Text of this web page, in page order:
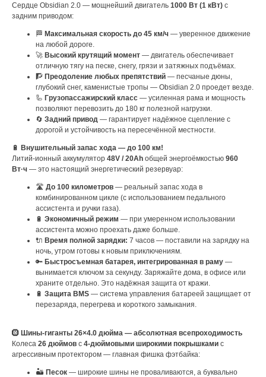
Сердце Obsidian 2.0 — мощнейший двигатель 1000 Вт (1 кВт) с
задним приводом:
🏁 Максимальная скорость до 45 км/ч — уверенное движение
на любой дороге.
🚀 Высокий крутящий момент — двигатель обеспечивает
отличную тягу на песке, снегу, грязи и затяжных подъёмах.
🧗 Преодоление любых препятствий — песчаные дюны,
глубокий снег, каменистые тропы — Obsidian 2.0 проедет везде.
🦾 Грузопассажирский класс — усиленная рама и мощность
позволяют перевозить до 180 кг полезной нагрузки.
🔄 Задний привод — гарантирует надёжное сцепление с
дорогой и устойчивость на пересечённой местности.
🔋 Внушительный запас хода — до 100 км!
Литий-ионный аккумулятор 48V / 20Ah общей энергоёмкостью 960
Вт·ч — это настоящий энергетический резервуар:
🛣️ До 100 километров — реальный запас хода в
комбинированном цикле (с использованием педального
ассистента и ручки газа).
🔋 Экономичный режим — при умеренном использовании
ассистента можно проехать даже больше.
🔌 Время полной зарядки: 7 часов — поставили на зарядку на
ночь, утром готовы к новым приключениям.
🔑 Быстросъемная батарея, интегрированная в раму —
вынимается ключом за секунду. Заряжайте дома, в офисе или
храните отдельно. Это надёжная защита от кражи.
🔋 Защита BMS — система управления батареей защищает от
перезаряда, перегрева и короткого замыкания.
🛞 Шины-гиганты 26×4.0 дюйма — абсолютная всепроходимость
Колеса 26 дюймов с 4-дюймовыми широкими покрышками с
агрессивным протектором — главная фишка фэтбайка:
🏜️ Песок — широкие шины не проваливаются, а буквально